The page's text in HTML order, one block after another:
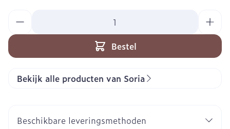
Bestel
Bekijk alle producten van Soria
Beschikbare leveringsmethoden